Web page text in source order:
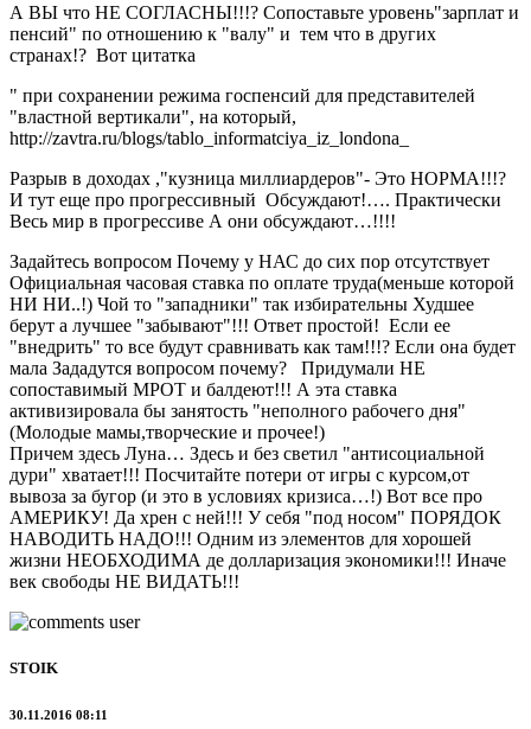
А ВЫ что НЕ СОГЛАСНЫ!!!? Сопоставьте уровень"зарплат и
пенсий" по отношению к "валу" и тем что в других
странах!? Вот цитатка
" при сохранении режима госпенсий для представителей
"властной вертикали", на который,
http://zavtra.ru/blogs/tablo_informatciya_iz_londona_
Разрыв в доходах ,"кузница миллиардеров"- Это НОРМА!!!?
И тут еще про прогресcивный Обсуждают!…. Практически
Весь мир в прогрессиве А они обсуждают…!!!!
Задайтесь вопросом Почему у НАС до сих пор отсутствует
Официальная часовая ставка по оплате труда(меньше которой
НИ НИ..!) Чой то "западники" так избирательны Худшее
берут а лучшее "забывают"!!! Ответ простой! Если ее
"внедрить" то все будут сравнивать как там!!!? Если она будет
мала Зададутся вопросом почему? Придумали НЕ
сопоставимый МРОТ и балдеют!!! А эта ставка
активизировала бы занятость "неполного рабочего дня"
(Молодые мамы,творческие и прочее!)
Причем здесь Луна… Здесь и без светил "антисоциальной
дури" хватает!!! Посчитайте потери от игры с курсом,от
вывоза за бугор (и это в условиях кризиса…!) Вот все про
АМЕРИКУ! Да хрен с ней!!! У себя "под носом" ПОРЯДОК
НАВОДИТЬ НАДО!!! Одним из элементов для хорошей
жизни НЕОБХОДИМА де долларизация экономики!!! Иначе
век свободы НЕ ВИДАТЬ!!!
STOIK
30.11.2016 08:11